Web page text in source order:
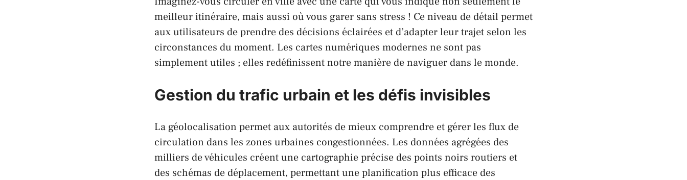
meilleur itinéraire, mais aussi où vous garer sans stress ! Ce niveau de détail permet
aux utilisateurs de prendre des décisions éclairées et d’adapter leur trajet selon les
circonstances du moment. Les cartes numériques modernes ne sont pas
simplement utiles ; elles redéfinissent notre manière de naviguer dans le monde.
Gestion du trafic urbain et les défis invisibles
La géolocalisation permet aux autorités de mieux comprendre et gérer les flux de
circulation dans les zones urbaines congestionnées. Les données agrégées des
milliers de véhicules créent une cartographie précise des points noirs routiers et
des schémas de déplacement, permettant une planification plus efficace des